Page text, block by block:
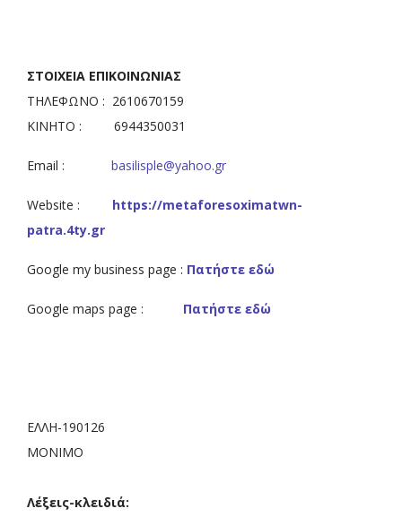
ΣΤΟΙΧΕΙΑ ΕΠΙΚΟΙΝΩΝΙΑΣ
ΤΗΛΕΦΩΝΟ : 2610670159
ΚΙΝΗΤΟ : 6944350031
Email : basilisple@yahoo.gr
Website : https://metaforesoximatwn-
patra.4ty.gr
Google my business page : Πατήστε εδώ
Google maps page : Πατήστε εδώ
ΕΛΛΗ-190126
ΜΟΝΙΜΟ
Λέξεις-κλειδιά: